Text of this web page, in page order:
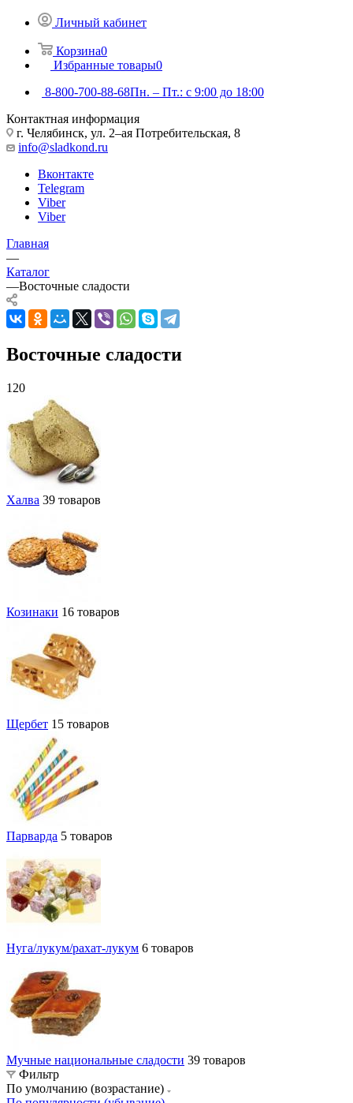
Личный кабинет
Корзина0
Избранные товары0
8-800-700-88-68Пн. – Пт.: с 9:00 до 18:00
Контактная информация
г. Челябинск, ул. 2–ая Потребительская, 8
info@sladkond.ru
Вконтакте
Telegram
Viber
Viber
Главная
—
Каталог
—Восточные сладости
Восточные сладости
120
Халва 39 товаров
Козинаки 16 товаров
Щербет 15 товаров
Парварда 5 товаров
Нуга/лукум/рахат-лукум 6 товаров
Мучные национальные сладости 39 товаров
Фильтр
По умолчанию (возрастание)